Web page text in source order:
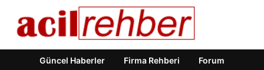
Güncel Haberler Firma Rehberi Forum